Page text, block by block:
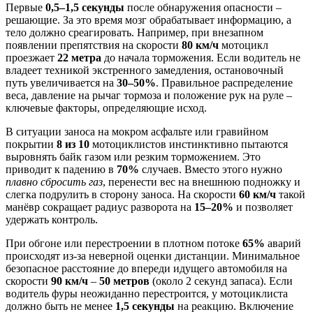
Первые 0,5–1,5 секунды после обнаружения опасности –
решающие. За это время мозг обрабатывает информацию, а
тело должно среагировать. Например, при внезапном
появлении препятствия на скорости 80 км/ч мотоцикл
проезжает 22 метра до начала торможения. Если водитель не
владеет техникой экстренного замедления, остановочный
путь увеличивается на 30–50%. Правильное распределение
веса, давление на рычаг тормоза и положение рук на руле –
ключевые факторы, определяющие исход.
В ситуации заноса на мокром асфальте или гравийном
покрытии 8 из 10 мотоциклистов инстинктивно пытаются
выровнять байк газом или резким торможением. Это
приводит к падению в 70% случаев. Вместо этого нужно
плавно сбросить газ, перенести вес на внешнюю подножку и
слегка подрулить в сторону заноса. На скорости 60 км/ч такой
манёвр сокращает радиус разворота на 15–20% и позволяет
удержать контроль.
При обгоне или перестроении в плотном потоке 65% аварий
происходят из-за неверной оценки дистанции. Минимальное
безопасное расстояние до впереди идущего автомобиля на
скорости 90 км/ч – 50 метров (около 2 секунд запаса). Если
водитель фуры неожиданно перестроится, у мотоциклиста
должно быть не менее 1,5 секунды на реакцию. Включение